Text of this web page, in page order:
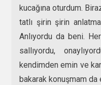
kucağına oturdum.
tatlı şirin şirin
Anlıyordu da beni.
sallıyordu,
kendimden emin ve
bakarak konuşmam da